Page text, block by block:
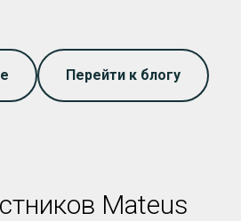
Перейти к блогу
Mateus